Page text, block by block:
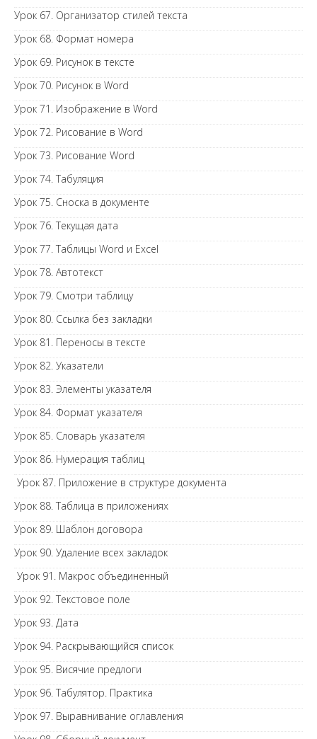
Урок 67. Организатор стилей текста
Урок 68. Формат номера
Урок 69. Рисунок в тексте
Урок 70. Рисунок в Word
Урок 71. Изображение в Word
Урок 72. Рисование в Word
Урок 73. Рисование Word
Урок 74. Табуляция
Урок 75. Сноска в документе
Урок 76. Текущая дата
Урок 77. Таблицы Word и Excel
Урок 78. Автотекст
Урок 79. Смотри таблицу
Урок 80. Ссылка без закладки
Урок 81. Переносы в тексте
Урок 82. Указатели
Урок 83. Элементы указателя
Урок 84. Формат указателя
Урок 85. Словарь указателя
Урок 86. Нумерация таблиц
Урок 87. Приложение в структуре документа
Урок 88. Таблица в приложениях
Урок 89. Шаблон договора
Урок 90. Удаление всех закладок
Урок 91. Макрос объединенный
Урок 92. Текстовое поле
Урок 93. Дата
Урок 94. Раскрывающийся список
Урок 95. Висячие предлоги
Урок 96. Табулятор. Практика
Урок 97. Выравнивание оглавления